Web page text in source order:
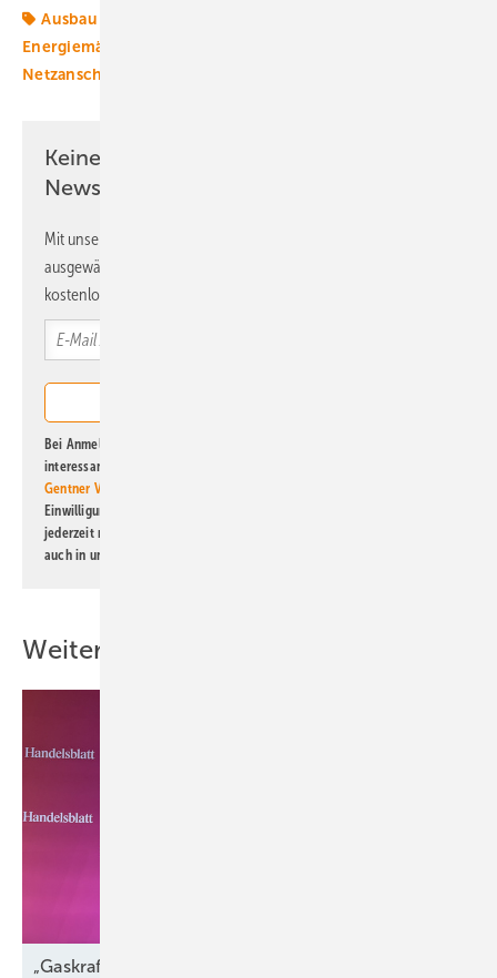
Ausbau
Energiemärkte weltweit
Netzanschluss
Keine Zeit? Kein Problem mit dem ERE
Newsletter!
Mit unserem Newsletter erhalten Sie regelmäßig von uns
ausgewählte Informationen und Neuigkeiten, gebündelt und
kostenlos direkt ins Postfach.
Bei Anmeldung zu diesem Newsletter bin ich damit einverstanden, über
interessante Verlags- und Online-Angebote
Gentner Verlag GmbH & Co. KG
Einwilligung kann ich jederzeit widerrufen und eine Abmeldung ist
jederzeit möglich. Informationen zum Umgang mit Daten finden Sie
auch in unserer
Weitere Inhalte
„Gaskraftwerke sind der perfekte Komplementär